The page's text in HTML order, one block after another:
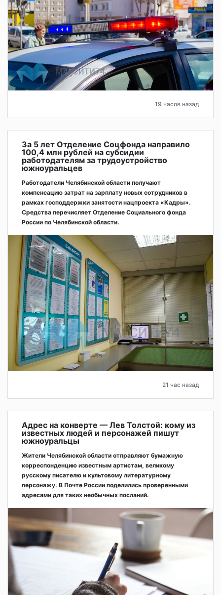
19 часов назад
За 5 лет Отделение Соцфонда направило
100,4 млн рублей на субсидии
работодателям за трудоустройство
южноуральцев
Работодатели Челябинской области получают
компенсацию затрат на зарплату новых сотрудников в
рамках господдержки занятости нацпроекта «Кадры».
Средства перечисляет Отделение Социального фонда
России по Челябинской области.
21 час назад
Адрес на конверте — Лев Толстой: кому из
известных людей и персонажей пишут
южноуральцы
Жители Челябинской области отправляют бумажную
корреспонденцию известным артистам, великому
русскому писателю и культовому литературному
персонажу. В Почте России поделились проверенными
адресами для таких необычных посланий.